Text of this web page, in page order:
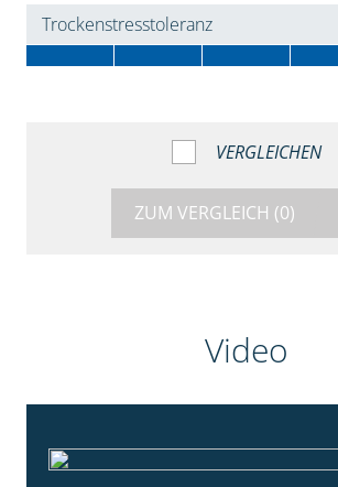
Trockenstresstoleranz
VERGLEICHEN
ZUM VERGLEICH (0)
Video